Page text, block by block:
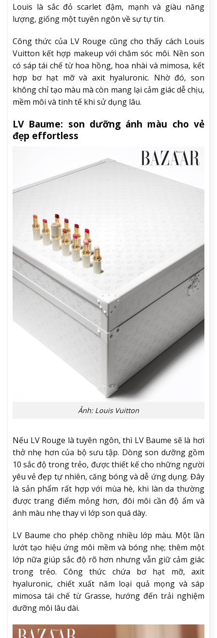
Louis là sắc đỏ scarlet đậm, mạnh và giàu năng
lượng, giống một tuyên ngôn về sự tự tin.
Công thức của LV Rouge cũng cho thấy cách Louis
Vuitton kết hợp makeup với chăm sóc môi. Nền son
có sáp tái chế từ hoa hồng, hoa nhài và mimosa, kết
hợp bơ hạt mỡ và axit hyaluronic. Nhờ đó, son
không chỉ tạo màu mà còn mang lại cảm giác dễ chịu,
mềm môi và tinh tế khi sử dụng lâu.
LV Baume: son dưỡng ánh màu cho vẻ
đẹp effortless
Ảnh: Louis Vuitton
Nếu LV Rouge là tuyên ngôn, thì LV Baume sẽ là hơi
thở nhẹ hơn của bộ sưu tập. Dòng son dưỡng gồm
10 sắc độ trong trẻo, được thiết kế cho những người
yêu vẻ đẹp tự nhiên, căng bóng và dễ ứng dụng. Đây
là sản phẩm rất hợp với mùa hè, khi làn da thường
được trang điểm mỏng hơn, đôi môi cần độ ẩm và
ánh màu nhẹ thay vì lớp son quá dày.
LV Baume cho phép chồng nhiều lớp màu. Một lần
lướt tạo hiệu ứng môi mềm và bóng nhẹ; thêm một
lớp nữa giúp sắc độ rõ hơn nhưng vẫn giữ cảm giác
trong trẻo. Công thức chứa bơ hạt mỡ, axit
hyaluronic, chiết xuất năm loại quả mọng và sáp
mimosa tái chế từ Grasse, hướng đến trải nghiệm
dưỡng môi lâu dài.